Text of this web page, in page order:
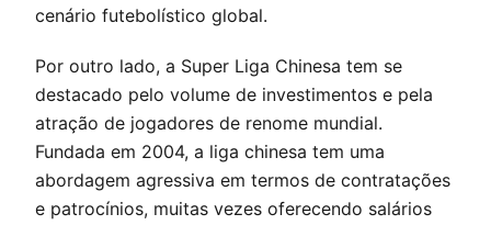
cenário futebolístico global.
Por outro lado, a Super Liga Chinesa tem se
destacado pelo volume de investimentos e pela
atração de jogadores de renome mundial.
Fundada em 2004, a liga chinesa tem uma
abordagem agressiva em termos de contratações
e patrocínios, muitas vezes oferecendo salários